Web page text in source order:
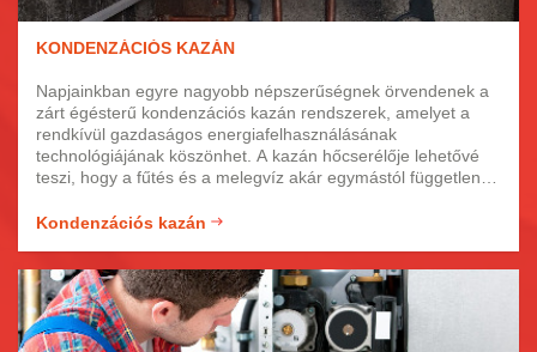
KONDENZÁCIÓS KAZÁN
Napjainkban egyre nagyobb népszerűségnek örvendenek a
zárt égésterű kondenzációs kazán rendszerek, amelyet a
rendkívül gazdaságos energiafelhasználásának
technológiájának köszönhet. A kazán hőcserélője lehetővé
teszi, hogy a fűtés és a melegvíz akár egymástól függetlenül
köszönhetően nem csak rendkívül magas hőfokkal képes
energiát megtakaríthat.
Kondenzációs kazán